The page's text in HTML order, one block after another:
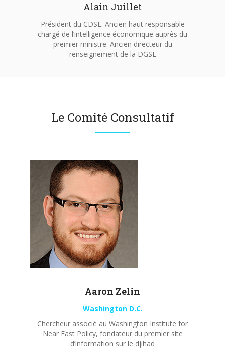
Alain Juillet
Président du CDSE. Ancien haut responsable
chargé de l’intelligence économique auprès du
premier ministre. Ancien directeur du
renseignement de la DGSE
Le Comité Consultatif
Aaron Zelin
Washington D.C.
Chercheur associé au Washington Institute for
Near East Policy, fondateur du premier site
d’information sur le djihad